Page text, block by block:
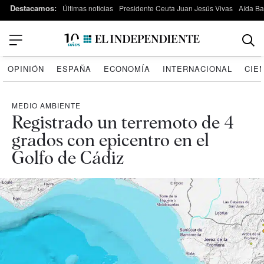
Destacamos: Últimas noticias Presidente Ceuta Juan Jesús Vivas Aída
OPINIÓN ESPAÑA ECONOMÍA INTERNACIONAL
MEDIO AMBIENTE
Registrado un terremoto de 4
grados con epicentro en el
Golfo de Cádiz